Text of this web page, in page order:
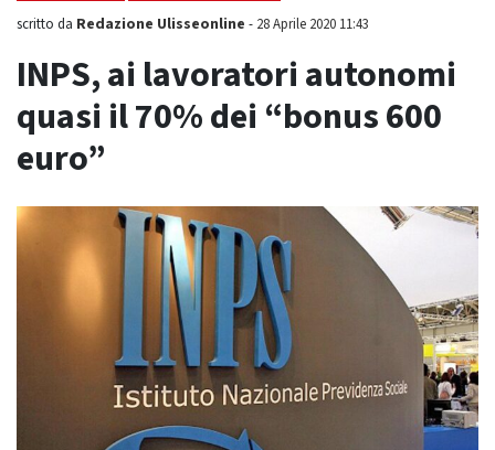
scritto da Redazione Ulisseonline - 28 Aprile 2020 11:43
INPS, ai lavoratori autonomi
quasi il 70% dei “bonus 600
euro”